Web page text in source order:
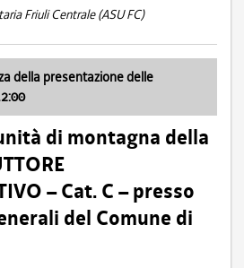
Friuli Centrale (ASU FC)
della presentazione delle
di montagna della
– Cat. C – presso
del Comune di